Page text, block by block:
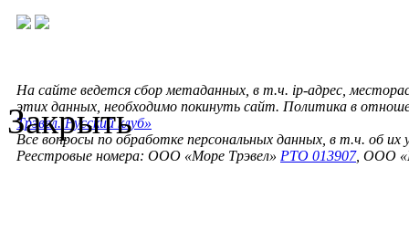
На сайте ведется сбор метаданных, в т.ч. ip-адрес,
этих данных, необходимо покинуть сайт. Политика в
Трэвел. Русский клуб»
Все вопросы по обработке персональных данных, в т.ч. об их
Реестровые номера: ООО «Море Трэвел» РТО 013907, ООО
Закрыть